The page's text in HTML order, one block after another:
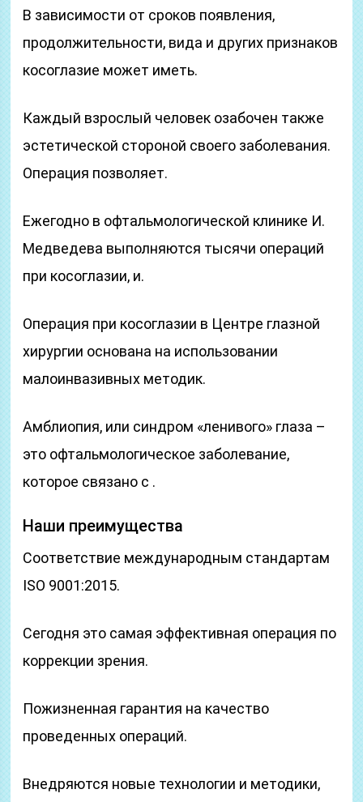
В зависимости от сроков появления,
продолжительности, вида и других признаков
косоглазие может иметь.
Каждый взрослый человек озабочен также
эстетической стороной своего заболевания.
Операция позволяет.
Ежегодно в офтальмологической клинике И.
Медведева выполняются тысячи операций
при косоглазии, и.
Операция при косоглазии в Центре глазной
хирургии основана на использовании
малоинвазивных методик.
Амблиопия, или синдром «ленивого» глаза –
это офтальмологическое заболевание,
которое связано с .
Наши преимущества
Соответствие международным стандартам
ISO 9001:2015.
Сегодня это самая эффективная операция по
коррекции зрения.
Пожизненная гарантия на качество
проведенных операций.
Внедряются новые технологии и методики,